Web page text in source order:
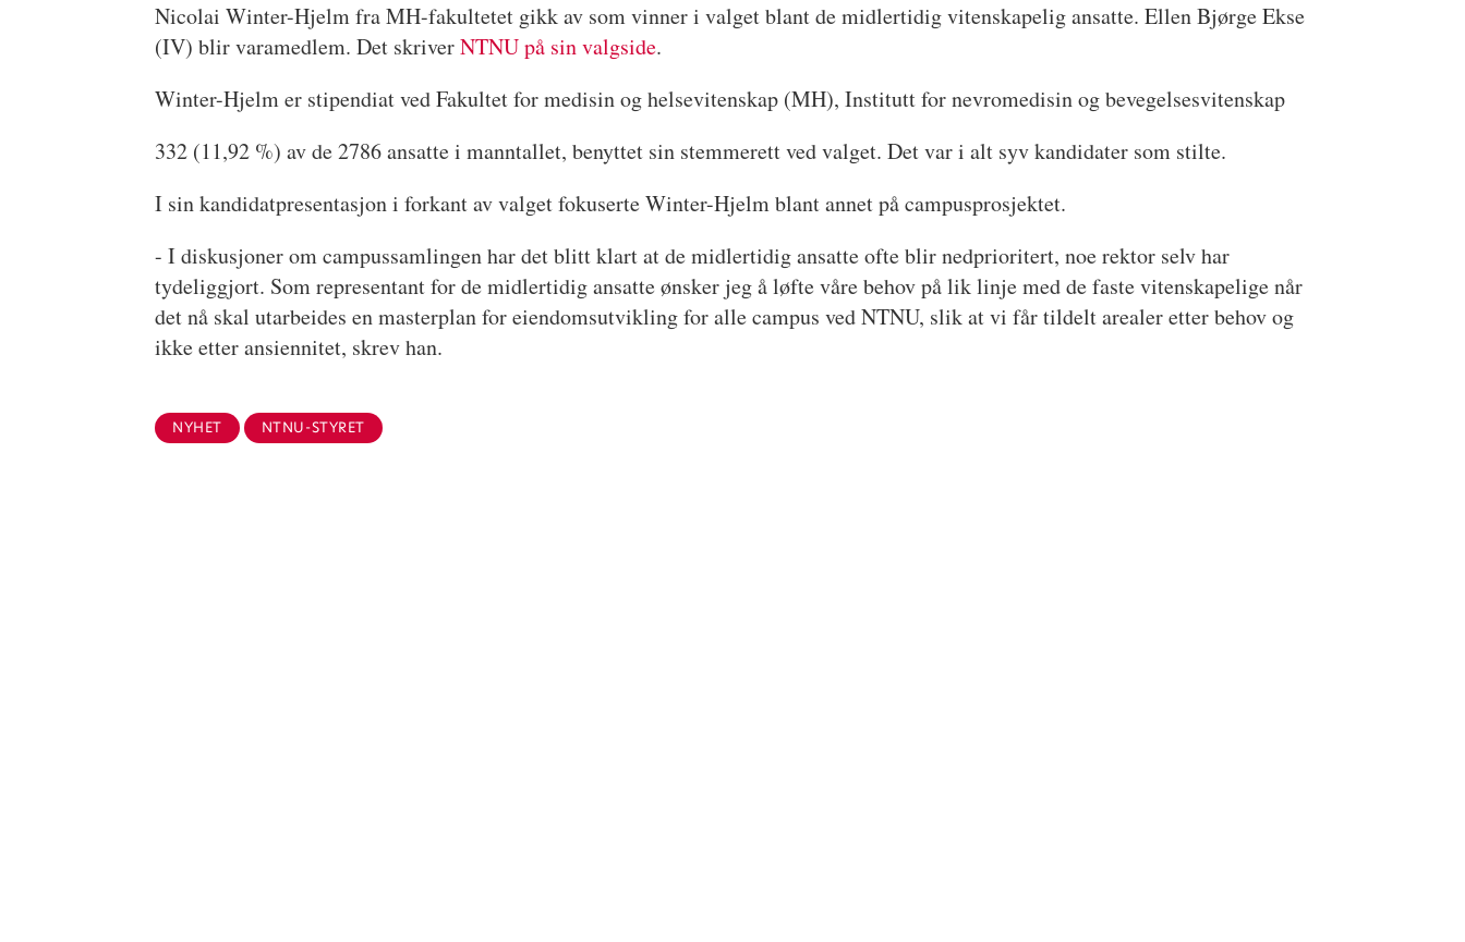
Nicolai Winter-Hjelm fra MH-fakultetet gikk av som vinner i valget blant de midlertidig vitenskapelig ansatte. Ellen Bjørge Ekse
(IV) blir varamedlem. Det skriverNTNU på sin valgside.
Winter-Hjelm er stipendiat ved Fakultet for medisin og helsevitenskap (MH), Institutt for nevromedisin og bevegelsesvitenskap
332 (11,92 %) av de 2786 ansatte i manntallet, benyttet sin stemmerett ved valget. Det var i alt syv kandidater som stilte.
I sin kandidatpresentasjon i forkant av valget fokuserte Winter-Hjelm blant annet på campusprosjektet.
- I diskusjoner om campussamlingen har det blitt klart at de midlertidig ansatte ofte blir nedprioritert, noe rektor selv har
tydeliggjort. Som representant for de midlertidig ansatte ønsker jeg å løfte våre behov på lik linje med de faste vitenskapelige når
det nå skal utarbeides en masterplan for eiendomsutvikling for alle campus ved NTNU, slik at vi får tildelt arealer etter behov og
ikke etter ansiennitet, skrev han.
NYHET NTNU-STYRET